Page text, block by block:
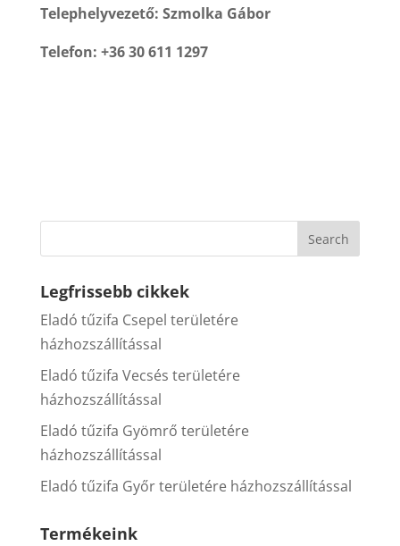
Telephelyvezető: Szmolka Gábor
Telefon: +36 30 611 1297
Legfrissebb cikkek
Eladó tűzifa Csepel területére
házhozszállítással
Eladó tűzifa Vecsés területére
házhozszállítással
Eladó tűzifa Gyömrő területére
házhozszállítással
Eladó tűzifa Győr területére házhozszállítással
Termékeink